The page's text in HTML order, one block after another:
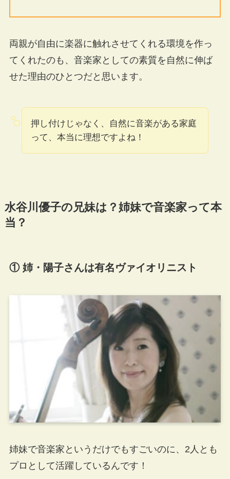
両親が自由に楽器に触れさせてくれる環境を作っ
てくれたのも、音楽家としての素質を自然に伸ば
せた理由のひとつだと思います。
押し付けじゃなく、自然に音楽がある家庭
って、本当に理想ですよね！
水谷川優子の兄妹は？姉妹で音楽家って本
当？
① 姉・陽子さんは有名ヴァイオリニスト
姉妹で音楽家というだけでもすごいのに、2人とも
プロとして活躍しているんです！